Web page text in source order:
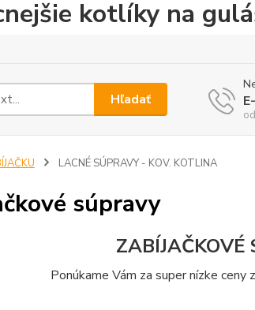
kotlíky na
Hľadať
LACNÉ SÚPRAVY - KOV. KOTLINA
súpravy
ZABÍJAČKOVÉ
Ponúkame Vám za super nízke